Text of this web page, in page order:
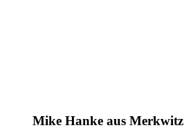
Mike Hanke aus Merkwitz